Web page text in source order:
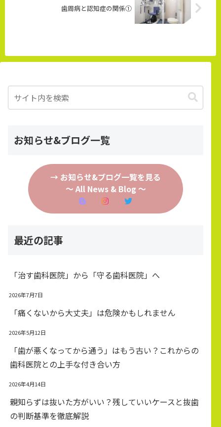
歯周病と認知症の関係①
お知らせ&ブログ一覧
→ お知らせ&ブログ一覧を見る
～ All News & Blog ～
最近の記事
「治す歯科医院」から「守る歯科医院」へ
2026年7月7日
「痛くないから大丈夫」は危険かもしれません
2026年5月12日
「歯が悪くなってから通う」はもう古い？これからの
歯科医院との上手な付き合い方
2026年4月14日
親知らずは抜いた方がいい？残していいケースと抜歯
の判断基準を徹底解説